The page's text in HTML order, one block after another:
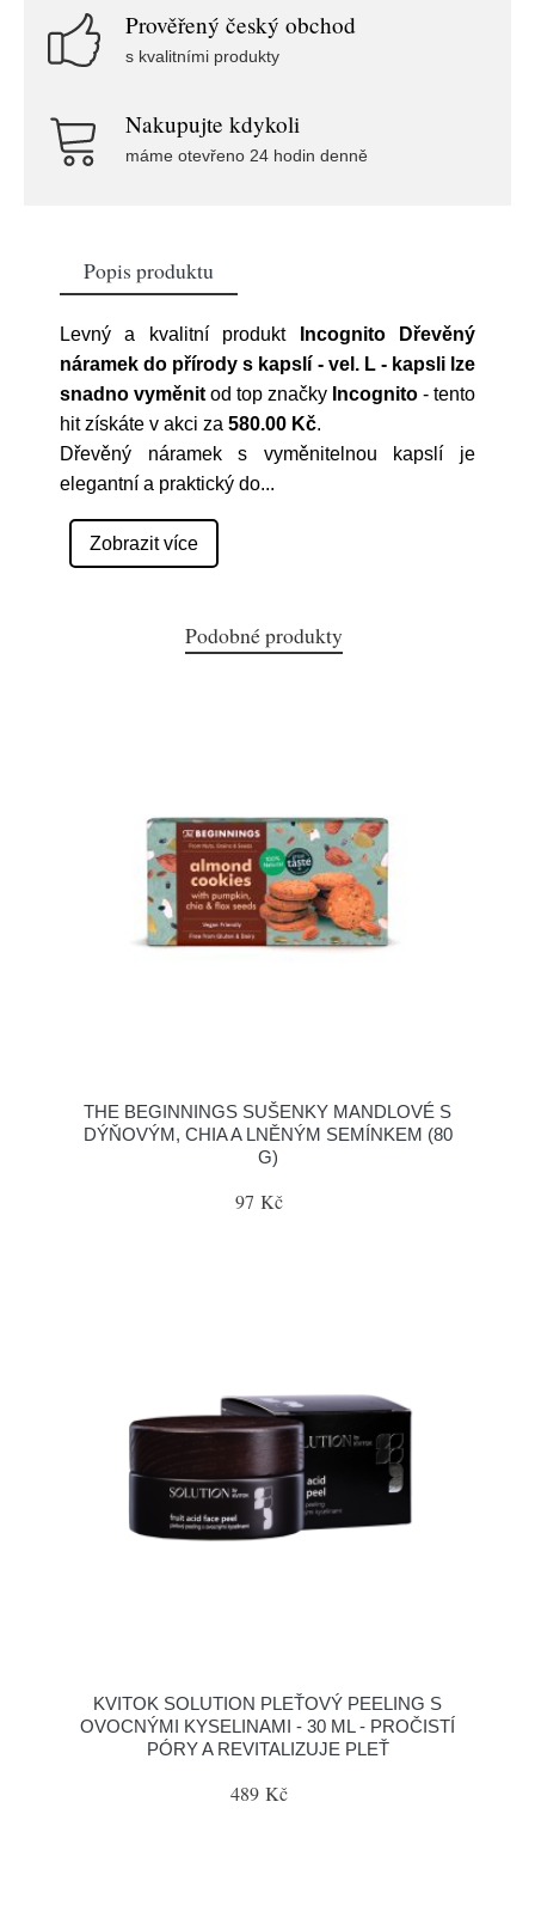
Prověřený český obchod
s kvalitními produkty
Nakupujte kdykoli
máme otevřeno 24 hodin denně
Popis produktu
Levný a kvalitní produkt
Incognito Dřevěný
náramek do přírody s kapslí - vel. L - kapsli lze
snadno vyměnit od top značky Incognito - tento
hit získáte v akci za 580.00 Kč.
Dřevěný náramek s vyměnitelnou kapslí je
elegantní a praktický do...
Zobrazit více
Podobné produkty
THE BEGINNINGS SUŠENKY MANDLOVÉ S
DÝŇOVÝM, CHIA A LNĚNÝM SEMÍNKEM (80
G)
97 Kč
KVITOK SOLUTION PLEŤOVÝ PEELING S
OVOCNÝMI KYSELINAMI - 30 ML - PROČISTÍ
PÓRY A REVITALIZUJE PLEŤ
489 Kč